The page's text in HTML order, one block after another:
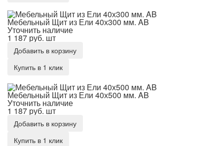
Мебельный Щит из Ели 40х300 мм. AB
Уточнить наличие
1 187 руб. шт
Добавить в корзину
Купить в 1 клик
Мебельный Щит из Ели 40х500 мм. AB
Уточнить наличие
1 187 руб. шт
Добавить в корзину
Купить в 1 клик